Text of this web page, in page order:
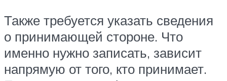
Также требуется указать сведения
о принимающей стороне. Что
именно нужно записать, зависит
напрямую от того, кто принимает.